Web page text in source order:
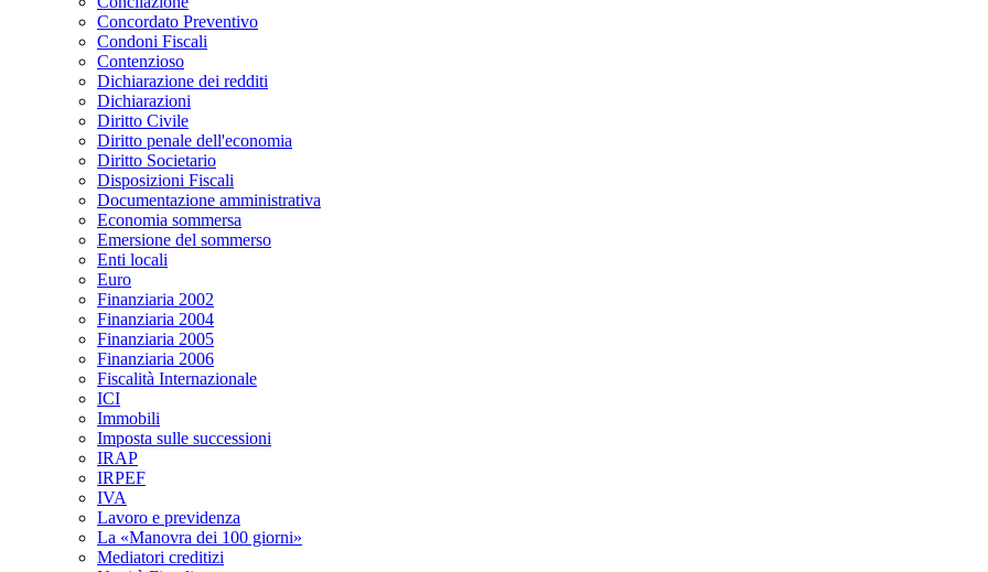
Concordato Preventivo
Condoni Fiscali
Contenzioso
Dichiarazione dei redditi
Dichiarazioni
Diritto Civile
Diritto penale dell'economia
Diritto Societario
Disposizioni Fiscali
Documentazione amministrativa
Economia sommersa
Emersione del sommerso
Enti locali
Euro
Finanziaria 2002
Finanziaria 2004
Finanziaria 2005
Finanziaria 2006
Fiscalità Internazionale
ICI
Immobili
Imposta sulle successioni
IRAP
IRPEF
IVA
Lavoro e previdenza
La «Manovra dei 100 giorni»
Mediatori creditizi